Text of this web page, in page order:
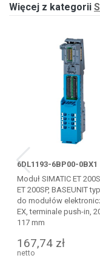
Więcej z kategorii
6DL1193-6BP00-0BX1
Moduł SIMATIC ET
ET 200SP, BASEUNIT
do modułów
EX, terminale push-in,
117 mm
167,74 zł
netto